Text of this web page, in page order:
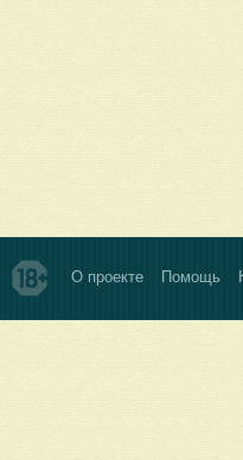
О проекте Помощь